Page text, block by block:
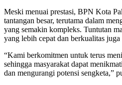
Meski menuai prestasi, BPN Kota
tantangan besar, terutama dalam
yang semakin kompleks. Tuntutan
yang lebih cepat dan berkualitas
“Kami berkomitmen untuk terus
sehingga masyarakat dapat
dan mengurangi potensi sengketa,”